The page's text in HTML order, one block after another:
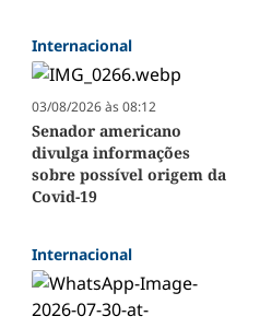
Internacional
03/08/2026 às 08:12
Senador americano
divulga informações
sobre possível origem da
Covid-19
Internacional